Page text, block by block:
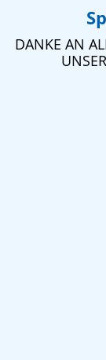
DANKE AN